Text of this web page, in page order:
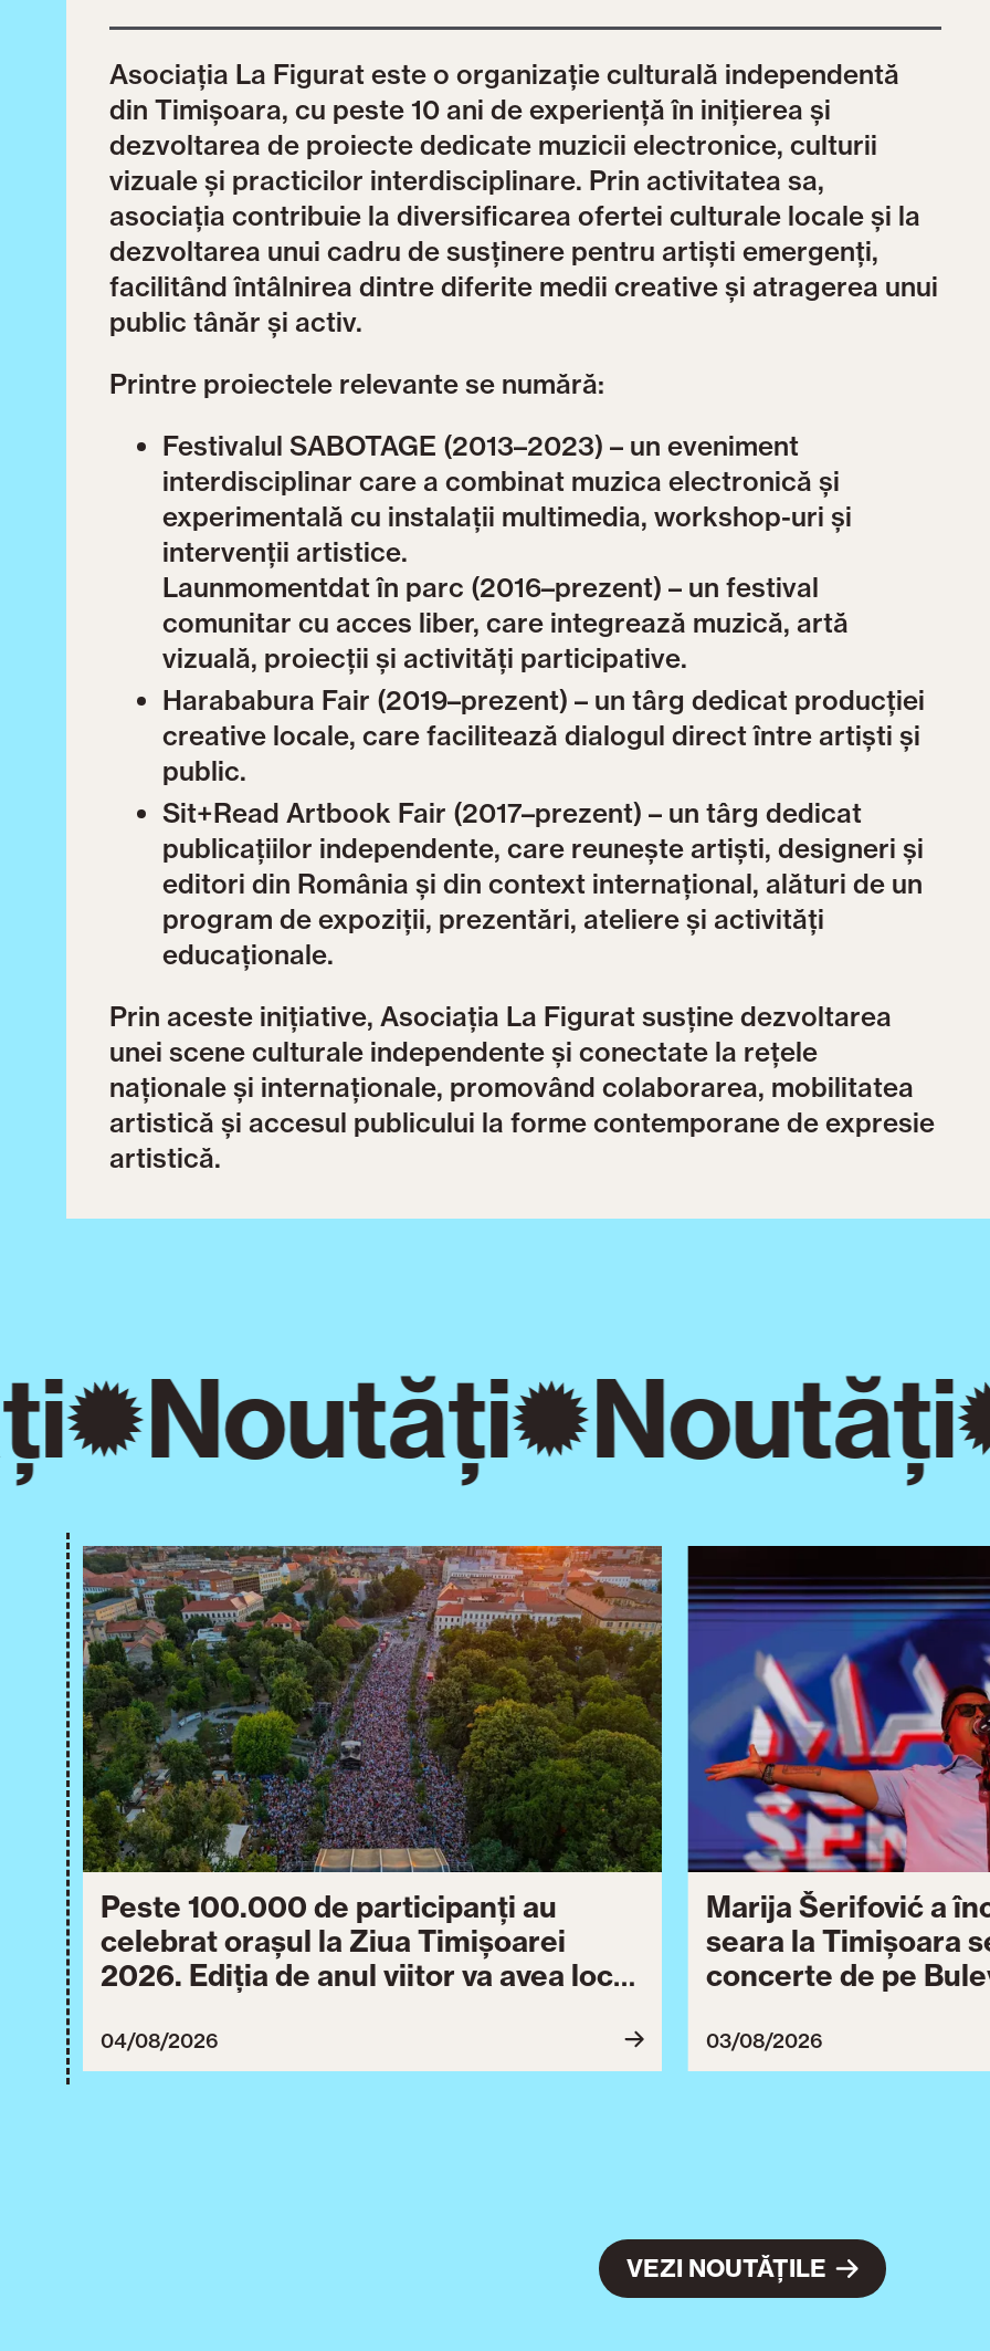
Asociația La Figurat este o organizație culturală independentă
din Timișoara, cu peste 10 ani de experiență în inițierea și
dezvoltarea de proiecte dedicate muzicii electronice, culturii
vizuale și practicilor interdisciplinare. Prin activitatea sa,
asociația contribuie la diversificarea ofertei culturale locale și la
dezvoltarea unui cadru de susținere pentru artiști emergenți,
facilitând întâlnirea dintre diferite medii creative și atragerea unui
public tânăr și activ.
Printre proiectele relevante se numără:
Festivalul SABOTAGE (2013–2023) – un eveniment
interdisciplinar care a combinat muzica electronică și
experimentală cu instalații multimedia, workshop-uri și
intervenții artistice.
Launmomentdat în parc (2016–prezent) – un festival
comunitar cu acces liber, care integrează muzică, artă
vizuală, proiecții și activități participative.
Harababura Fair (2019–prezent) – un târg dedicat producției
creative locale, care facilitează dialogul direct între artiști și
public.
Sit+Read Artbook Fair (2017–prezent) – un târg dedicat
publicațiilor independente, care reunește artiști, designeri și
editori din România și din context internațional, alături de un
program de expoziții, prezentări, ateliere și activități
educaționale.
Prin aceste inițiative, Asociația La Figurat susține dezvoltarea
unei scene culturale independente și conectate la rețele
naționale și internaționale, promovând colaborarea, mobilitatea
artistică și accesul publicului la forme contemporane de expresie
artistică.
Noutăți Noutăți
Peste 100.000 de participanți au
celebrat orașul la Ziua Timișoarei
2026. Ediția de anul viitor va avea loc
04/08/2026
Marija Šerifović a
seara la Timișoara
concerte de pe
Ziua Timișoarei
ultimă serie de
03/08/2026
VEZI NOUTĂȚILE